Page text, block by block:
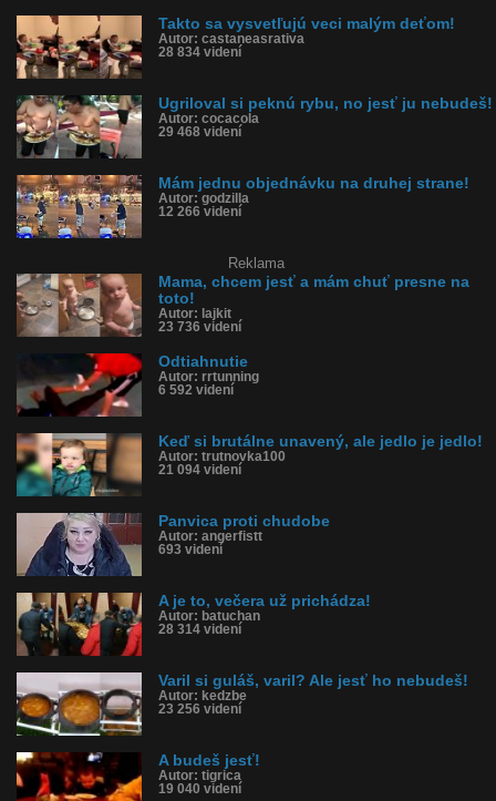
Kategória: zábavné
Tagy: panvica, vo vzduchu, prehodil, vyhodil, tanier, zobral z
panvice
História sledovanosti videa:
Takto sa vysvetľujú veci malým deťom!
Autor: castaneasrativa
28 834 videní
Ugriloval si peknú rybu, no jesť ju nebudeš!
Autor: cocacola
29 468 videní
Mám jednu objednávku na druhej strane!
Autor: godzilla
12 266 videní
Reklama
Mama, chcem jesť a mám chuť presne na
toto!
Autor: lajkit
23 736 videní
Odtiahnutie
Autor: rrtunning
6 592 videní
Keď si brutálne unavený, ale jedlo je jedlo!
Autor: trutnovka100
21 094 videní
Panvica proti chudobe
Autor: angerfistt
693 videní
A je to, večera už prichádza!
Autor: batuchan
28 314 videní
Varil si guláš, varil? Ale jesť ho nebudeš!
Autor: kedzbe
23 256 videní
A budeš jesť!
Autor: tigrica
19 040 videní